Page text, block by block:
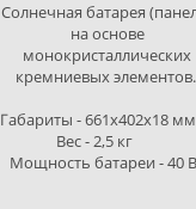
Солнечная батарея
на основе
монокристаллических
кремниевых
Габариты - 661х402х18
Вес - 2,5 кг
Мощность батареи - 40